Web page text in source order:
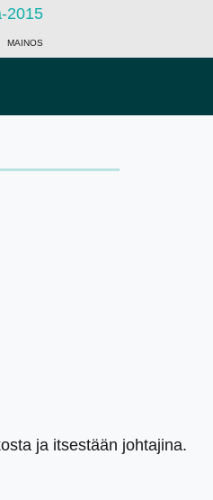
MAINOS
ja itsestään johtajina.